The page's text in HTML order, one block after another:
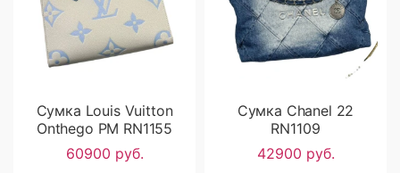
Сумка Louis Vuitton
Onthego PM RN1155
60900 руб.
Сумка Chanel 22
RN1109
42900 руб.